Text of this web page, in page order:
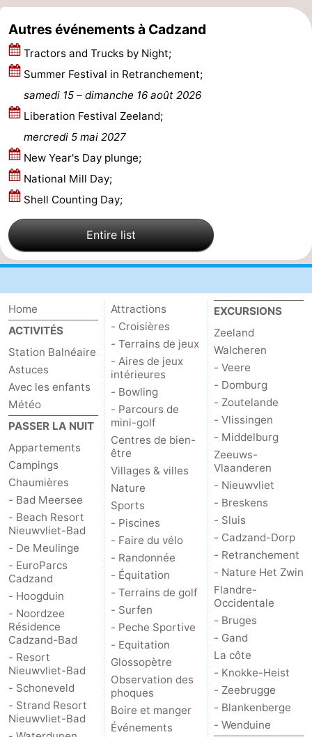
golf
Peche
Sportive
-
Equitation
Glossopètre
Observation
des
phoques
Boire
manger
Événements
Pratiques
Forum
Route
-
Stationnement
Adresses
Médicales
Région
Zeeland
Walcheren
-
Veere
-
Domburg
-
Zoutelande
Vlissingen
Middelburg
Zeeuws-
Vlaanderen
Nieuwvliet
-
Breskens
-
Sluis
Cadzand-
Autres événements à Cadzand
Tractors and Trucks by Night;
Summer Festival in Retranchement;
samedi 15 – dimanche 16 août 2026
Liberation Festival Zeeland;
mercredi 5 mai 2027
New Year's Day plunge;
National Mill Day;
Shell Counting Day;
Entire list
Home
ACTIVITÉS
Station Balnéaire
Astuces
Avec les enfants
Météo
PASSER LA NUIT
Appartements
Campings
Chaumières
- Bad Meersee
- Beach Resort
Nieuwvliet-Bad
- De Meulinge
- EuroParcs
Cadzand
- Hoogduin
- Noordzee
Résidence
Cadzand-Bad
- Resort
Nieuwvliet-Bad
- Schoneveld
- Strand Resort
Nieuwvliet-Bad
Attractions
- Croisières
- Terrains de jeux
- Aires de jeux
intérieures
- Bowling
- Parcours de
mini-golf
Centres de bien-
être
Villages & villes
Nature
Sports
- Piscines
- Faire du vélo
- Randonnée
- Équitation
- Terrains de golf
- Surfen
- Peche Sportive
- Equitation
Glossopètre
Observation des
phoques
Boire et manger
Événements
EXCURSIONS
Zeeland
Walcheren
- Veere
- Domburg
- Zoutelande
- Vlissingen
- Middelburg
Zeeuws-
Vlaanderen
- Nieuwvliet
- Breskens
- Sluis
- Cadzand-Dorp
- Retranchement
- Nature Het Zwin
Flandre-
Occidentale
- Bruges
- Gand
La côte
- Knokke-Heist
- Zeebrugge
- Blankenberge
- Wenduine